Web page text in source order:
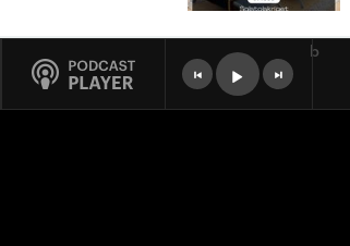
b